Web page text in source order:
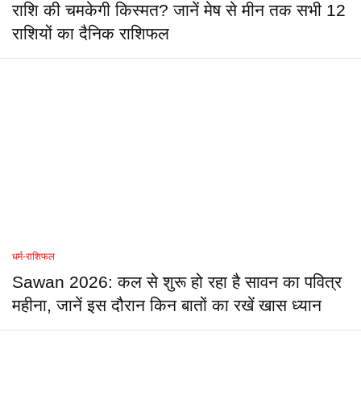
राशि की चमकेगी किस्मत? जानें मेष से मीन तक सभी 12
राशियों का दैनिक राशिफल
धर्म-राशिफल
Sawan 2026: कल से शुरू हो रहा है सावन का पवित्र
महीना, जानें इस दौरान किन बातों का रखें खास ध्यान